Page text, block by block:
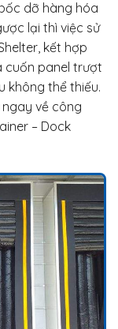
dỡ hàng hóa
lại thì việc sử
kết hợp
cuốn panel trượt
không thể thiếu.
ngay về công
– Dock